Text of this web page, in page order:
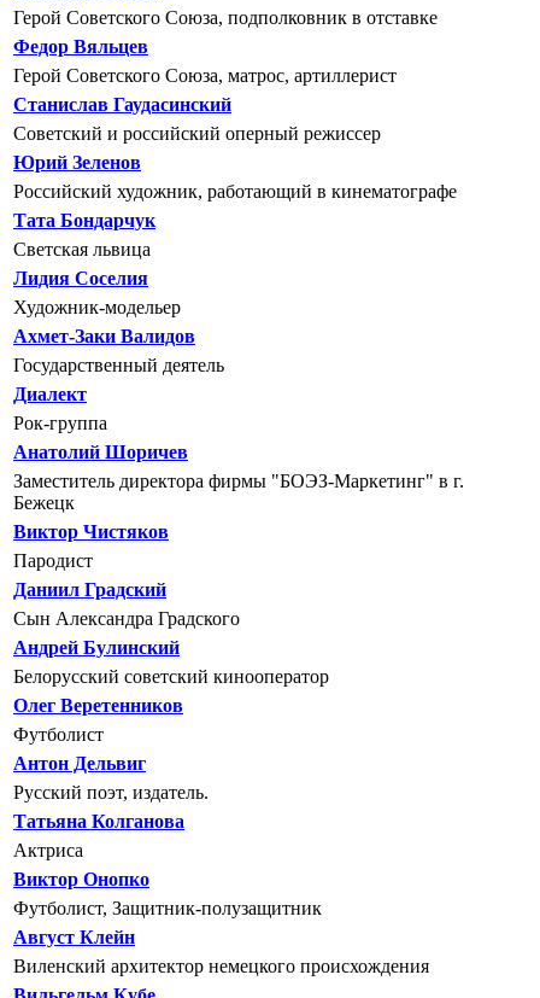
Герой Советского Союза, подполковник в отставке
Федор Вяльцев
Герой Советского Союза, матрос, артиллерист
Станислав Гаудасинский
Советский и российский оперный режиссер
Юрий Зеленов
Российский художник, работающий в кинематографе
Тата Бондарчук
Светская львица
Лидия Соселия
Художник-модельер
Ахмет-Заки Валидов
Государственный деятель
Диалект
Рок-группа
Анатолий Шоричев
Заместитель директора фирмы "БОЭЗ-Маркетинг" в г.
Бежецк
Виктор Чистяков
Пародист
Даниил Градский
Сын Александра Градского
Андрей Булинский
Белорусский советский кинооператор
Олег Веретенников
Футболист
Антон Дельвиг
Русский поэт, издатель.
Татьяна Колганова
Актриса
Виктор Онопко
Футболист, Защитник-полузащитник
Август Клейн
Виленский архитектор немецкого происхождения